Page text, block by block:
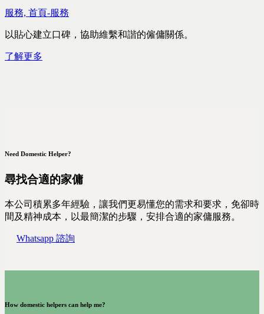
服務, 首頁-服務
以貼心建立口碑，協助維繫和諧的僱傭關係。
了解更多
Need Domestic Helper?
尋找合適的家傭
本公司積累多年經驗，讓我們更易懂您的需求和要求，免卻時
間及精神成本，以最簡潔的步驟，安排合適的家傭服務。
Whatsapp 諮詢
How domestic helpers can help me?